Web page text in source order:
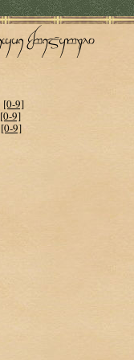
[0-9]
[0-9]
[0-9]